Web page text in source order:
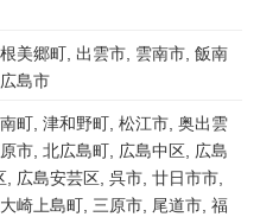
美郷町, 出雲市, 雲南市, 飯南
島市
町, 津和野町, 松江市, 奥出雲
市, 北広島町, 広島中区, 広島
広島安芸区, 呉市, 廿日市市,
崎上島町, 三原市, 尾道市, 福